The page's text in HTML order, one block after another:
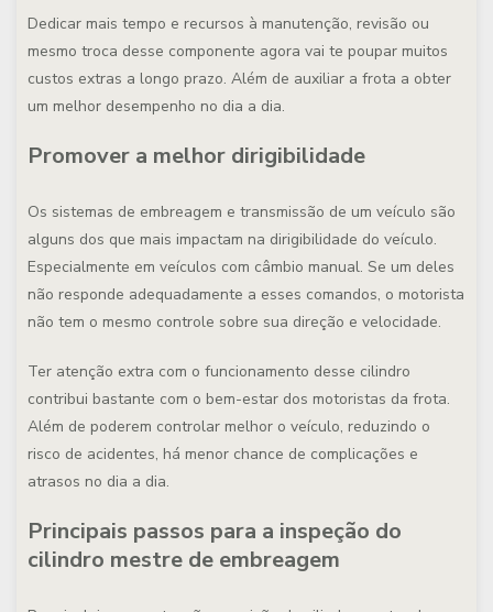
Dedicar mais tempo e recursos à manutenção, revisão ou
mesmo troca desse componente agora vai te poupar muitos
custos extras a longo prazo. Além de auxiliar a frota a obter
um melhor desempenho no dia a dia.
Promover a melhor dirigibilidade
Os sistemas de embreagem e transmissão de um veículo são
alguns dos que mais impactam na dirigibilidade do veículo.
Especialmente em veículos com câmbio manual. Se um deles
não responde adequadamente a esses comandos, o motorista
não tem o mesmo controle sobre sua direção e velocidade.
Ter atenção extra com o funcionamento desse cilindro
contribui bastante com o bem-estar dos motoristas da frota.
Além de poderem controlar melhor o veículo, reduzindo o
risco de acidentes, há menor chance de complicações e
atrasos no dia a dia.
Principais passos para a inspeção do
cilindro mestre de embreagem